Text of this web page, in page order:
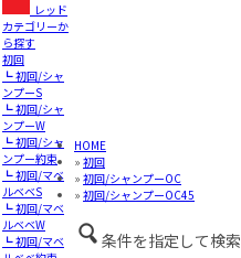
レッド
カテゴリーか
ら探す
初回
┗ 初回/シャ
ンプーS
┗ 初回/シャ
ンプーW
┗ 初回/シャ
ンプー約束
┗ 初回/マベ
ルベベS
┗ 初回/マベ
ルベベW
┗ 初回/マベ
HOME
» 初回
» 初回/シャンプーOC
» 初回/シャンプーOC45
条件を指定して検索